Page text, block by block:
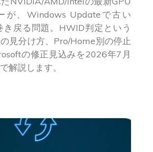
が、Windows Updateで古い
き戻る問題。HWID判定という
見分け方、Pro/Home別の停止
の修正見込みを2026年7月
解説します。